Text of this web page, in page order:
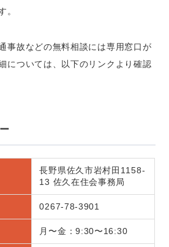
。
事故などの無料相談には専用窓口が
については、以下のリンクより確認
長野県佐久市岩村田1158-
13 佐久在住会事務局
0267-78-3901
月〜金：9:30〜16:30